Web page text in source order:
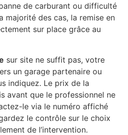
de carburant ou difficulté
majorité des cas, la remise en
sur place grâce au
sur site ne suffit pas, votre
un garage partenaire ou
indiquez. Le prix de la
avant que le professionnel ne
le via le numéro affiché
le contrôle sur le choix
de l’intervention.